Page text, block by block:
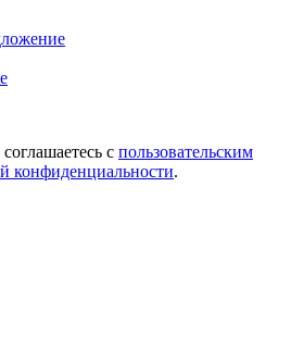
с пользовательским
конфиденциальности.